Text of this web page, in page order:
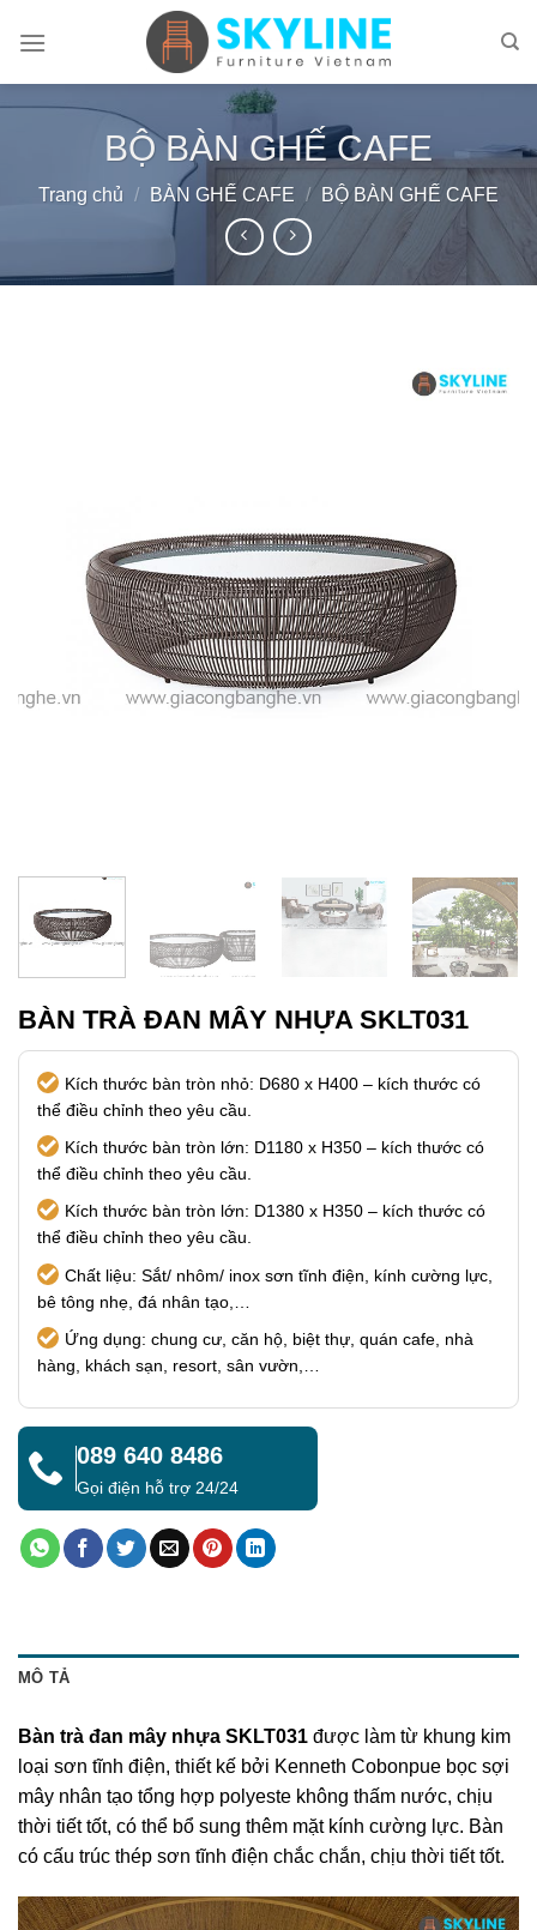
BỘ BÀN GHẾ CAFE
Trang chủ / BÀN GHẾ CAFE / BỘ BÀN GHẾ CAFE
BÀN TRÀ ĐAN MÂY NHỰA SKLT031
Kích thước bàn tròn nhỏ: D680 x H400 – kích thước có
thể điều chỉnh theo yêu cầu.
Kích thước bàn tròn lớn: D1180 x H350 – kích thước có
thể điều chỉnh theo yêu cầu.
Kích thước bàn tròn lớn: D1380 x H350 – kích thước có
thể điều chỉnh theo yêu cầu.
Chất liệu: Sắt/ nhôm/ inox sơn tĩnh điện, kính cường lực,
bê tông nhẹ, đá nhân tạo,…
Ứng dụng: chung cư, căn hộ, biệt thự, quán cafe, nhà
hàng, khách sạn, resort, sân vườn,…
089 640 8486
Gọi điện hỗ trợ 24/24
MÔ TẢ
Bàn trà đan mây nhựa SKLT031 được làm từ khung kim
loại sơn tĩnh điện, thiết kế bởi Kenneth Cobonpue bọc sợi
mây nhân tạo tổng hợp polyeste không thấm nước, chịu
thời tiết tốt, có thể bổ sung thêm mặt kính cường lực. Bàn
có cấu trúc thép sơn tĩnh điện chắc chắn, chịu thời tiết tốt.